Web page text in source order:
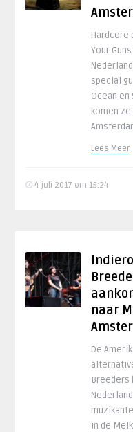
Hardcore
Your
special
Ocean
komen
Lees Meer
4 juli 2017 om 15:24
naar
De
Breeders
in de